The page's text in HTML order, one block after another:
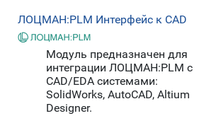
ЛОЦМАН:PLM Интерфейс к CAD
Модуль предназначен для
интеграции ЛОЦМАН:PLM с
CAD/EDA системами:
SolidWorks, AutoCAD, Altium
Designer.